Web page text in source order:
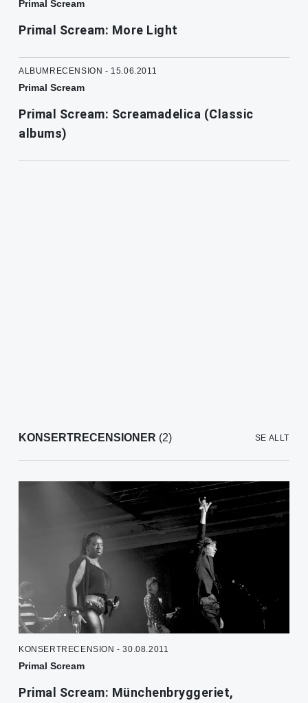
Primal Scream
Primal Scream: More Light
ALBUMRECENSION - 15.06.2011
Primal Scream
Primal Scream: Screamadelica (Classic
albums)
KONSERTRECENSIONER (2) SE ALLT
KONSERTRECENSION - 30.08.2011
Primal Scream
Primal Scream: Münchenbryggeriet,